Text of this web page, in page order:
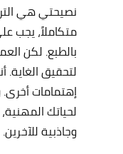
نصيحتي هي
متكاملاً، يجب
بالطبع. لكن
لتحقيق الغاية.
إهتمامات
لحياتك
وجاذبية للآخرين.